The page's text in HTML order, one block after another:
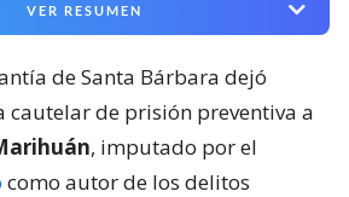
VER RESUMEN
de Santa Bárbara dejó
cautelar de prisión preventiva a
, imputado por el
como autor de los delitos